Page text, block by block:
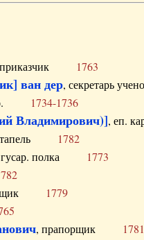
приказчик 1763
ван дер, секретарь
1734-1736
Владимирович)], еп.
1782
гусар. полка 1773
1779
, прапорщик 1781